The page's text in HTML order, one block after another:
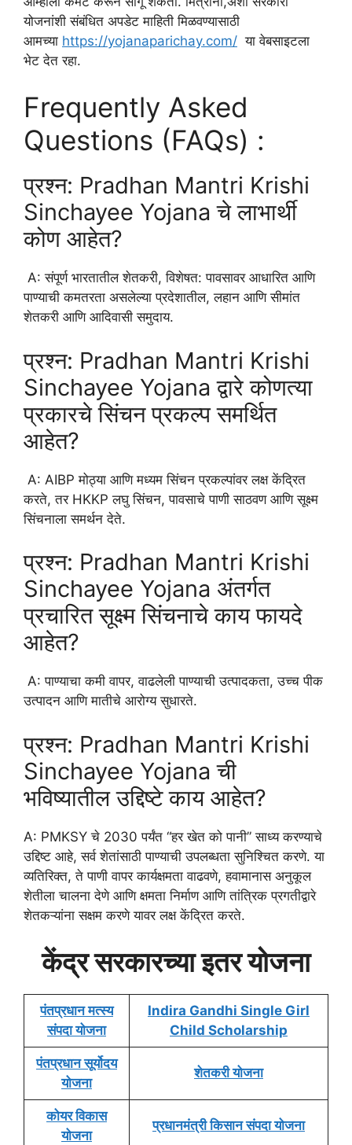
योजनांशी संबंधित अपडेट माहिती मिळवण्यासाठी
आमच्या https://yojanaparichay.com/ या वेबसाइटला
भेट देत रहा.
Frequently Asked
Questions (FAQs) :
प्रश्न: Pradhan Mantri Krishi
Sinchayee Yojana चे लाभार्थी
कोण आहेत?
A: संपूर्ण भारतातील शेतकरी, विशेषत: पावसावर आधारित आणि
पाण्याची कमतरता असलेल्या प्रदेशातील, लहान आणि सीमांत
शेतकरी आणि आदिवासी समुदाय.
प्रश्न: Pradhan Mantri Krishi
Sinchayee Yojana द्वारे कोणत्या
प्रकारचे सिंचन प्रकल्प समर्थित
आहेत?
A: AIBP मोठ्या आणि मध्यम सिंचन प्रकल्पांवर लक्ष केंद्रित
करते, तर HKKP लघु सिंचन, पावसाचे पाणी साठवण आणि सूक्ष्म
सिंचनाला समर्थन देते.
प्रश्न: Pradhan Mantri Krishi
Sinchayee Yojana अंतर्गत
प्रचारित सूक्ष्म सिंचनाचे काय फायदे
आहेत?
A: पाण्याचा कमी वापर, वाढलेली पाण्याची उत्पादकता, उच्च पीक
उत्पादन आणि मातीचे आरोग्य सुधारते.
प्रश्न: Pradhan Mantri Krishi
Sinchayee Yojana ची
भविष्यातील उद्दिष्टे काय आहेत?
A: PMKSY चे 2030 पर्यंत “हर खेत को पानी” साध्य करण्याचे
उद्दिष्ट आहे, सर्व शेतांसाठी पाण्याची उपलब्धता सुनिश्चित करणे. या
व्यतिरिक्त, ते पाणी वापर कार्यक्षमता वाढवणे, हवामानास अनुकूल
शेतीला चालना देणे आणि क्षमता निर्माण आणि तांत्रिक प्रगतीद्वारे
शेतकऱ्यांना सक्षम करणे यावर लक्ष केंद्रित करते.
केंद्र सरकारच्या इतर योजना
पंतप्रधान मत्स्य
संपदा योजना
Indira Gandhi Single Girl
Child Scholarship
पंतप्रधान सूर्योदय
योजना
शेतकरी योजना
कोयर विकास
योजना
प्रधानमंत्री किसान संपदा योजना